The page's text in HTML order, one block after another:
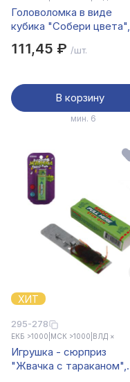
Головоломка в виде
кубика "Собери цвета",
111,45 ₽ /шт.
В корзину
мин. 6
ХИТ
295-278
ЕКБ >1000 МСК >1000 ВЛД ×
Игрушка - сюрприз
"Жвачка с тараканом",